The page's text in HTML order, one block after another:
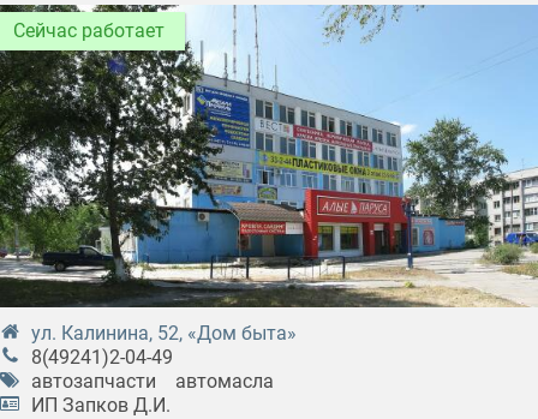
Сейчас работает
ул. Калинина, 52, «Дом быта»
8(49241)2-04-49
автозапчасти
автомасла
ИП Запков Д.И.